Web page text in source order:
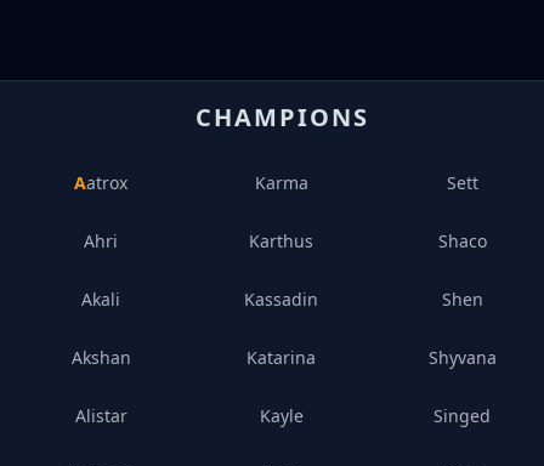
CHAMPIONS
Aatrox
Ahri
Akali
Akshan
Alistar
Karma
Karthus
Kassadin
Katarina
Kayle
Sett
Shaco
Shen
Shyvana
Singed